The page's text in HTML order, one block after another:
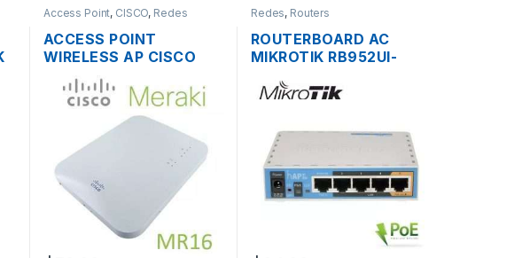
Access Point, CISCO, Redes
ACCESS POINT
WIRELESS AP CISCO
MERAKI MR16 DUAL
BAND 600 MBPS
SOPORTE POE
OUTDOOR
Redes, Routers
ROUTERBOARD AC
MIKROTIK RB952UI-
DUAL BAND 200MW 5